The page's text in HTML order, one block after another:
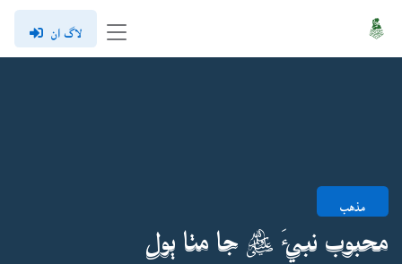
لاگ ان
مذهب
محبوب نبيءَ ﷺ جا مٺا ٻول